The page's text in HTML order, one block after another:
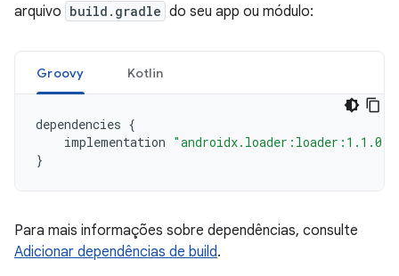
arquivo build.gradle do seu app ou módulo:
Groovy Kotlin
dependencies {
implementation "androidx.loader:loader:1.1.0"
}
Para mais informações sobre dependências, consulte
Adicionar dependências de build.